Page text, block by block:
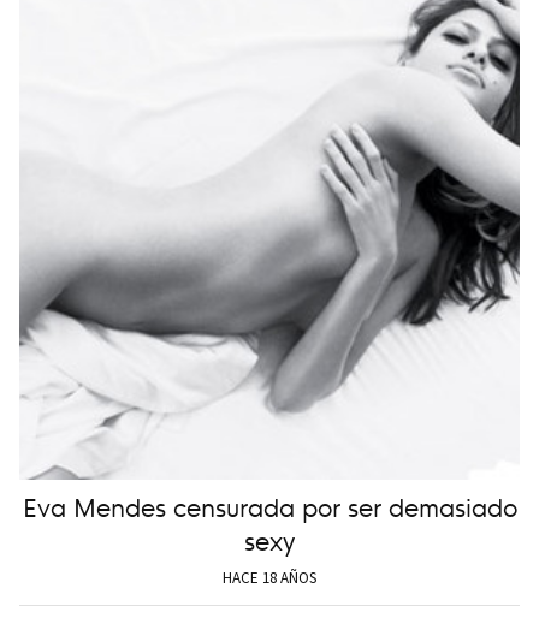
Eva Mendes censurada por ser demasiado
sexy
HACE 18 AÑOS